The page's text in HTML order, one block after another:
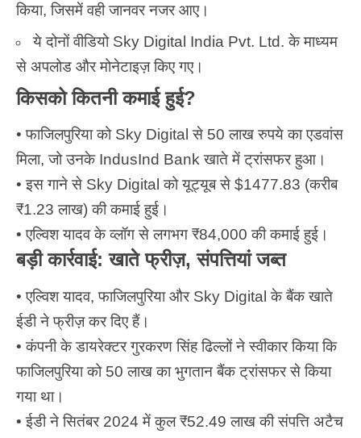
किया, जिसमें वही जानवर नजर आए।
ये दोनों वीडियो Sky Digital India Pvt. Ltd. के माध्यम
से अपलोड और मोनेटाइज़ किए गए।
किसको कितनी कमाई हुई?
• फाजिलपुरिया को Sky Digital से 50 लाख रुपये का एडवांस
मिला, जो उनके IndusInd Bank खाते में ट्रांसफर हुआ।
• इस गाने से Sky Digital को यूट्यूब से $1477.83 (करीब
₹1.23 लाख) की कमाई हुई।
• एल्विश यादव के व्लॉग से लगभग ₹84,000 की कमाई हुई।
बड़ी कार्रवाई: खाते फ्रीज़, संपत्तियां जब्त
• एल्विश यादव, फाजिलपुरिया और Sky Digital के बैंक खाते
ईडी ने फ्रीज़ कर दिए हैं।
• कंपनी के डायरेक्टर गुरकरण सिंह ढिल्लों ने स्वीकार किया कि
फाजिलपुरिया को 50 लाख का भुगतान बैंक ट्रांसफर से किया
गया था।
• ईडी ने सितंबर 2024 में कुल ₹52.49 लाख की संपत्ति अटैच